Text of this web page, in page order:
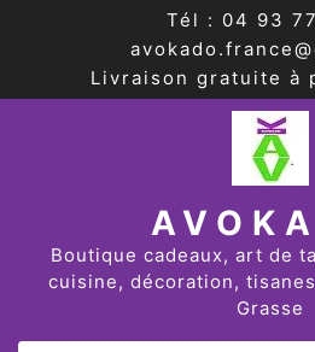
Tél : 04 93
Livraison gratuite à
Boutique cadeaux, art de
cuisine, décoration,
Grasse